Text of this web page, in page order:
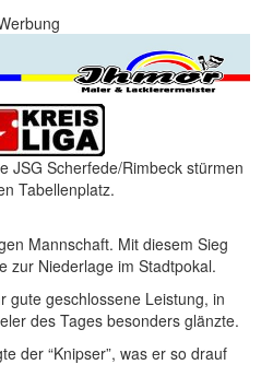
JSG Scherfede/Rimbeck stürmen
Tabellenplatz.
Mannschaft. Mit diesem Sieg
zur Niederlage im Stadtpokal.
gute geschlossene Leistung, in
des Tages besonders glänzte.
der “Knipser”, was er so drauf